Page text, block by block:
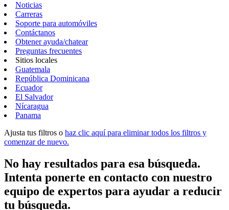
Noticias
Carreras
Soporte para automóviles
Contáctanos
Obtener ayuda/chatear
Preguntas frecuentes
Sitios locales
Guatemala
República Dominicana
Ecuador
El Salvador
Nícaragua
Panama
Ajusta tus filtros o haz clic aquí para eliminar todos los filtros y
comenzar de nuevo.
No hay resultados para esa búsqueda.
Intenta ponerte en contacto con nuestro
equipo de expertos para ayudar a reducir
tu búsqueda.